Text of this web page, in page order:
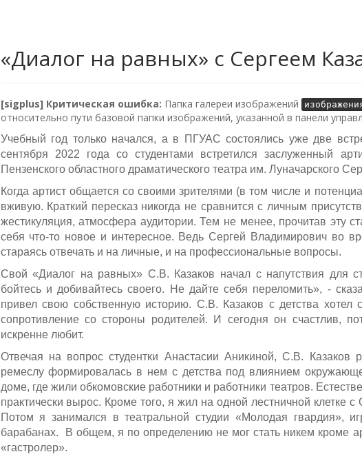
«Диалог на равных» с Сергеем
[sigplus] Критическая ошибка: Папка галереи изображений
относительно пути базовой папки изображений, указанной в панели
Учебный год только начался, а в ПГУАС состоялись уже две
сентября 2022 года со студентами встретился заслуженный
Пензенского областного драматического театра им. Луначарского
Когда артист общается со своими зрителями (в том числе и
вживую. Краткий пересказ никогда не сравнится с личным
жестикуляция, атмосфера аудитории. Тем не менее, прочитав эту
себя что-то новое и интересное. Ведь Сергей Владимирович во
стараясь отвечать и на личные, и на профессиональные вопросы.
Свой «Диалог на равных» С.В. Казаков начал с напутствия для
бойтесь и добивайтесь своего. Не дайте себя переломить», -
привел свою собственную историю. С.В. Казаков с детства хотел
сопротивление со стороны родителей. И сегодня он счастлив,
искренне любит.
Отвечая на вопрос студентки Анастасии Аникиной, С.В. Казаков
ремеслу формировалась в нем с детства под влиянием
доме, где жили обкомовские работники и работники театров.
практически вырос. Кроме того, я жил на одной лестничной клетке
Потом я занимался в театральной студии «Молодая гвардия»,
барабанах. В общем, я по определению не мог стать никем кроме
«гастролер».